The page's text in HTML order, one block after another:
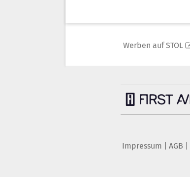
Werben auf STOL
Impressum AGB